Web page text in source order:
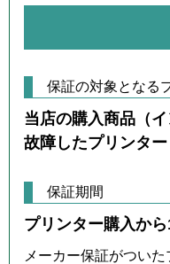
保証の対象となる
当店の購入商品（
故障したプリンター
保証期間
プリンター購入から
メーカー保証がつい